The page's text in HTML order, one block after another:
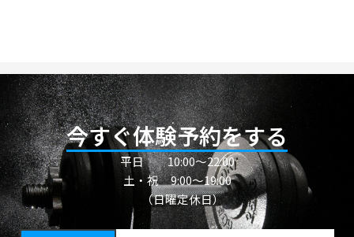
今すぐ体験予約をする
平日10:00〜22:00
土・祝 9:00～19:00
（日曜定休日）